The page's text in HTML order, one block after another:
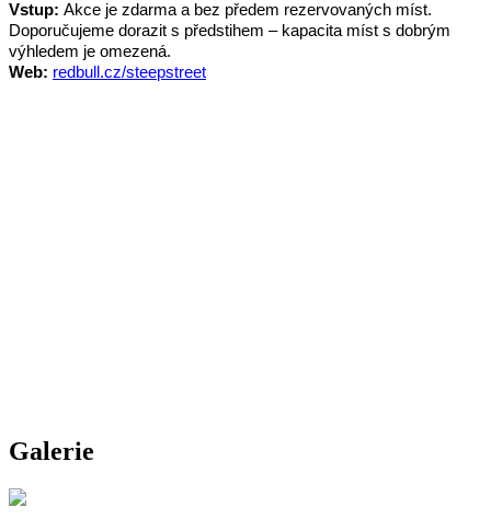
Vstup: Akce je zdarma a bez předem rezervovaných míst.
Doporučujeme dorazit s předstihem – kapacita míst s dobrým
výhledem je omezená.
Web: redbull.cz/steepstreet
Galerie